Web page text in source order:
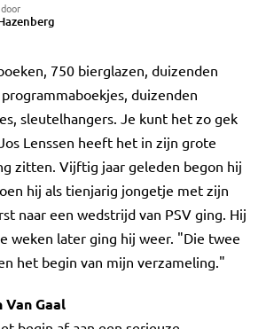
750 bierglazen, duizenden
duizenden
sleutelhangers. Je kunt het zo gek
Lenssen heeft het in zijn grote
zitten. Vijftig jaar geleden begon hij
hij als tienjarig jongetje met zijn
naar een wedstrijd van PSV ging. Hij
weken later ging hij weer. "Die twee
het begin van mijn verzameling."
Gaal